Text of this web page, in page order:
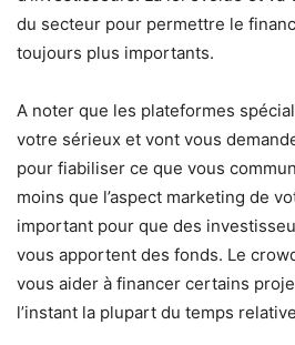
du secteur pour permettre le
toujours plus importants.
A noter que les plateformes
votre sérieux et vont vous
pour fiabiliser ce que vous
moins que l’aspect marketing de
important pour que des
vous apportent des fonds. Le
vous aider à financer certains
l’instant la plupart du temps